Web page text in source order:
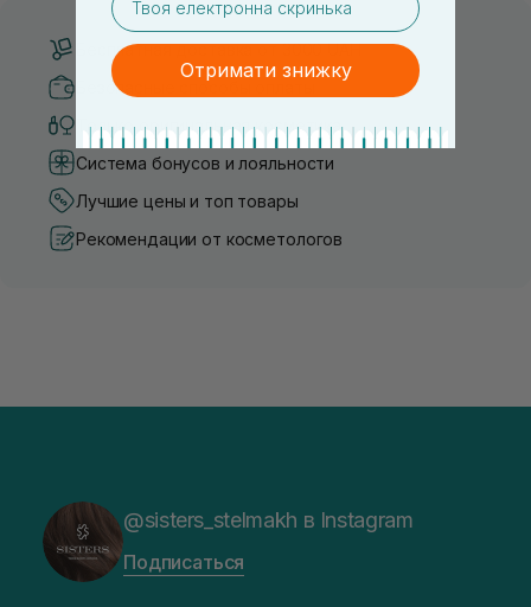
Бесплатная доставка от 3000 UAH
Безопасные способы оплаты
Только оригинальная косметика
Система бонусов и лояльности
Лучшие цены и топ товары
Рекомендации от косметологов
@sisters_stelmakh в Instagram
Подписаться
Отримати знижку